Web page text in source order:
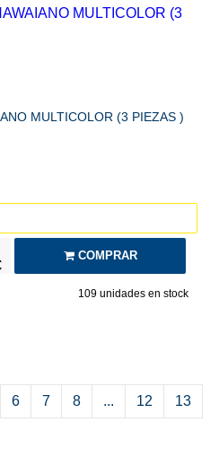
MULTICOLOR (3 PIEZAS )
COMPRAR
109unidades en stock
6 7 8 ... 12 13